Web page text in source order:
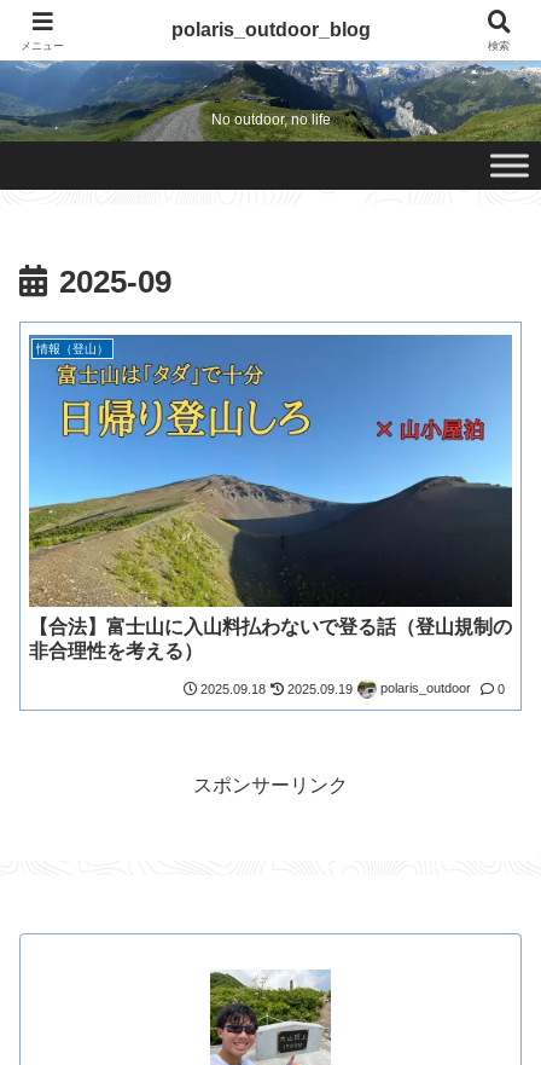
polaris_outdoor_blog
No outdoor, no life
2025-09
情報（登山）
【合法】富士山に入山料払わないで登る話（登山規制の
非合理性を考える）
2025.09.18 2025.09.19 polaris_outdoor 0
スポンサーリンク
メニュー
polaris_outdoor_blog
検索